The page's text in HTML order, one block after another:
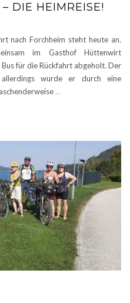
DIE HEIMREISE!
nach Forchheim steht heute an.
im Gasthof Hüttenwirt
für die Rückfahrt abgeholt. Der
wurde er durch eine
…